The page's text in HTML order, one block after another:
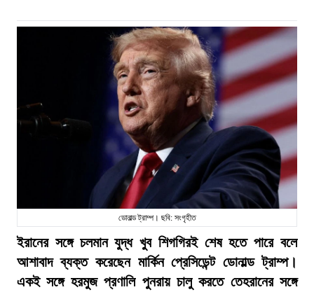
ডোনাল্ড ট্রাম্প। ছবি: সংগৃহীত
ইরানের সঙ্গে চলমান যুদ্ধ খুব শিগগিরই শেষ হতে পারে বলে
আশাবাদ ব্যক্ত করেছেন মার্কিন প্রেসিডেন্ট ডোনাল্ড ট্রাম্প।
একই সঙ্গে হরমুজ প্রণালি পুনরায় চালু করতে তেহরানের সঙ্গে